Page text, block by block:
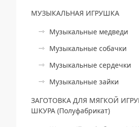
МУЗЫКАЛЬНАЯ ИГРУШКА
Музыкальные медведи
Музыкальные собачки
Музыкальные сердечки
Музыкальные зайки
ЗАГОТОВКА ДЛЯ МЯГКОЙ
ШКУРА (Полуфабрикат)